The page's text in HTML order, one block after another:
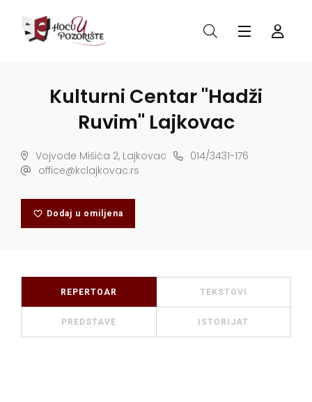
Kulturni Centar "Hadži
Ruvim" Lajkovac
Vojvode Mišića 2, Lajkovac
014/3431-176
office@kclajkovac.rs
Dodaj u omiljena
REPERTOAR TEKSTOVI
PREDSTAVE ISTORIJAT